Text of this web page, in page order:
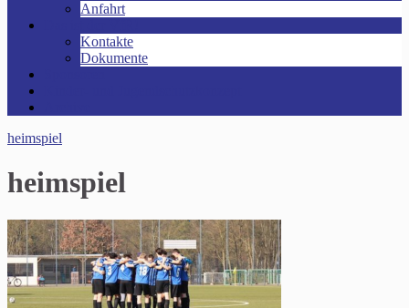
Anfahrt
Kontakte
Dokumente
heimspiel
heimspiel